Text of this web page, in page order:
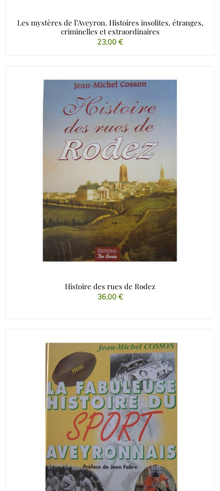
Les mystères de l’Aveyron. Histoires insolites, étranges,
criminelles et extraordinaires
23,00 €
Histoire des rues de Rodez
36,00 €